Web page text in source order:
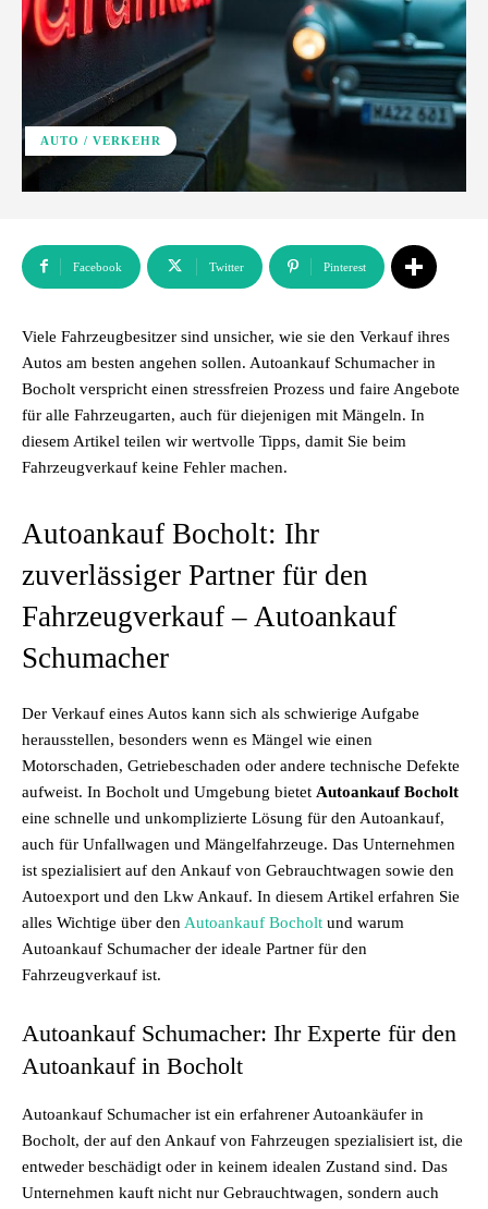
AUTO / VERKEHR
Facebook Twitter Pinterest
Viele Fahrzeugbesitzer sind unsicher, wie sie den Verkauf ihres
Autos am besten angehen sollen. Autoankauf Schumacher in
Bocholt verspricht einen stressfreien Prozess und faire Angebote
für alle Fahrzeugarten, auch für diejenigen mit Mängeln. In
diesem Artikel teilen wir wertvolle Tipps, damit Sie beim
Fahrzeugverkauf keine Fehler machen.
Autoankauf Bocholt: Ihr
zuverlässiger Partner für den
Fahrzeugverkauf – Autoankauf
Schumacher
Der Verkauf eines Autos kann sich als schwierige Aufgabe
herausstellen, besonders wenn es Mängel wie einen
Motorschaden, Getriebeschaden oder andere technische Defekte
aufweist. In Bocholt und Umgebung bietet Autoankauf Bocholt
eine schnelle und unkomplizierte Lösung für den Autoankauf,
auch für Unfallwagen und Mängelfahrzeuge. Das Unternehmen
ist spezialisiert auf den Ankauf von Gebrauchtwagen sowie den
Autoexport und den Lkw Ankauf. In diesem Artikel erfahren Sie
alles Wichtige über den Autoankauf Bocholt und warum
Autoankauf Schumacher der ideale Partner für den
Fahrzeugverkauf ist.
Autoankauf Schumacher: Ihr Experte für den
Autoankauf in Bocholt
Autoankauf Schumacher ist ein erfahrener Autoankäufer in
Bocholt, der auf den Ankauf von Fahrzeugen spezialisiert ist, die
entweder beschädigt oder in keinem idealen Zustand sind. Das
Unternehmen kauft nicht nur Gebrauchtwagen, sondern auch